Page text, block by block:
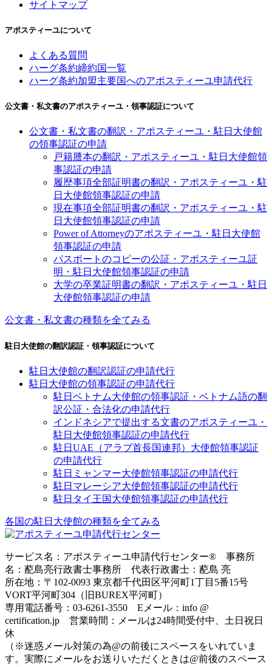
サイトマップ
アポスティーユについて
よくある質問
ハーグ条約締約国一覧
ハーグ条約加盟主要国へのアポスティーユ申請代行
公文書・私文書のアポスティーユ・領事認証について
公文書・私文書の翻訳・アポスティーユ・駐日大使館
の領事認証の申請
戸籍謄本の翻訳・アポスティーユ・駐日大使館領
事認証の申請
履歴事項全部証明書の翻訳・アポスティーユ・駐
日大使館領事認証の申請
現在事項全部証明書の翻訳・アポスティーユ・駐
日大使館領事認証の申請
Power of Attorneyのアポスティーユ・駐日大使館
領事認証の申請
パスポートのコピーの公証・アポスティーユ証
明・駐日大使館領事認証の申請
大学の卒業証明書の翻訳・アポスティーユ・駐日
大使館領事認証の申請
公文書・私文書の種類を全てみる
駐日大使館の翻訳認証・領事認証について
駐日大使館の翻訳認証の申請代行
駐日大使館の領事認証の申請代行
駐日ベトナム大使館の領事認証・ベトナム語の翻
訳公証・合法化の申請代行
インドネシアで提出する文書のアポスティーユ・
駐日大使館領事認証の申請代行
駐日UAE（アラブ首長国連邦）大使館領事認証
の申請代行
駐日ミャンマー大使館領事認証の申請代行
駐日マレーシア大使館領事認証の申請代行
駐日タイ王国大使館領事認証の申請代行
各国の駐日大使館の種類を全てみる
サービス名：アポスティーユ申請代行センター® 事務所
名：蓜島亮行政書士事務所 代表行政書士：蓜島 亮
所在地：〒102-0093 東京都千代田区平河町1丁目5番15号
VORT平河町304（旧BUREX平河町）
専用電話番号：03-6261-3550 Eメール：info @
certification.jp 営業時間：メールは24時間受付中、土日祝日
休
（※迷惑メール対策の為@の前後にスペースをいれていま
す。実際にメールをお送りいただくときは@前後のスペース